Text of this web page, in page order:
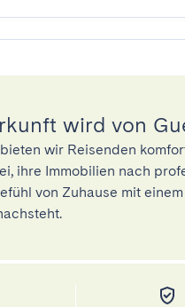
wird von
wir Reisenden
ihre Immobilien nach
von Zuhause mit